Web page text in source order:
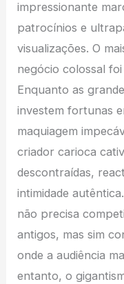
impressionante
patrocínios e
visualizações. O
negócio colossal
Enquanto as
investem fortunas
maquiagem
criador carioca
descontraídas,
intimidade
não precisa
antigos, mas sim
onde a audiência
entanto, o